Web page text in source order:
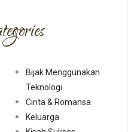
Bijak Menggunakan
Teknologi
Cinta & Romansa
Keluarga